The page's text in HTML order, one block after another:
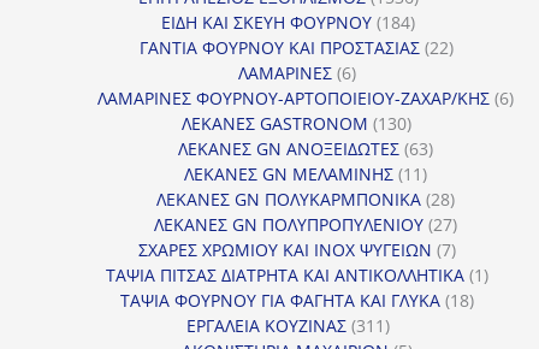
προϊόντα
ΕΙΔΗ ΚΑΙ ΣΚΕΥΗ ΦΟΥΡΝΟΥ 184184
προϊόντα
ΓΑΝΤΙΑ ΦΟΥΡΝΟΥ ΚΑΙ ΠΡΟΣΤΑΣΙΑΣ 2222
ΛΑΜΑΡΙΝΕΣ 66
προϊόντα
ΛΑΜΑΡΙΝΕΣ ΦΟΥΡΝΟΥ-ΑΡΤΟΠΟΙΕΙΟΥ-ΖΑΧΑΡ/ΚΗΣ 66
ΛΕΚΑΝΕΣ GASTRONOM 130130
προϊόντα
ΛΕΚΑΝΕΣ GN ΑΝΟΞΕΙΔΩΤΕΣ 6363
ΛΕΚΑΝΕΣ GN ΜΕΛΑΜΙΝΗΣ 1111
προϊόντα
ΛΕΚΑΝΕΣ GN ΠΟΛΥΚΑΡΜΠΟΝΙΚΑ 2828
προϊόντα
ΛΕΚΑΝΕΣ GN ΠΟΛΥΠΡΟΠΥΛΕΝΙΟΥ 2727
προϊόντα
ΣΧΑΡΕΣ ΧΡΩΜΙΟΥ ΚΑΙ INOX ΨΥΓΕΙΩΝ 77
προϊόντα
ΤΑΨΙΑ ΠΙΤΣΑΣ ΔΙΑΤΡΗΤΑ ΚΑΙ ΑΝΤΙΚΟΛΛΗΤΙΚΑ 11
ΤΑΨΙΑ ΦΟΥΡΝΟΥ ΓΙΑ ΦΑΓΗΤΑ ΚΑΙ ΓΛΥΚΑ 1818
ΕΡΓΑΛΕΙΑ ΚΟΥΖΙΝΑΣ 311311